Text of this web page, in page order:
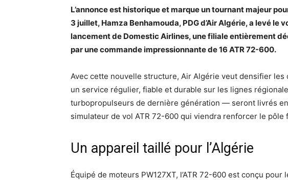
L’annonce est historique et marque un tournant majeur
3 juillet, Hamza Benhamouda, PDG d’Air Algérie, a levé le
lancement de Domestic Airlines, une filiale entièrement
par une commande impressionnante de 16 ATR 72-600.
Avec cette nouvelle structure, Air Algérie veut densifier
un service régulier, fiable et durable sur les lignes
turbopropulseurs de dernière génération — seront livrés
simulateur de vol ATR 72-600 qui viendra renforcer le pôle
Un appareil taillé pour l’Algérie
Équipé de moteurs PW127XT, l’ATR 72-600 est conçu